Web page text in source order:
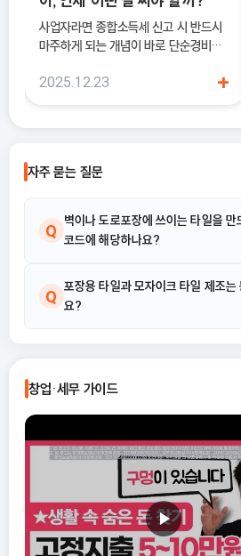
사업자라면 종합소득세 신고 시 반드시
마주하게 되는 개념이 바로 단순경비율
에서는 이 두 가지의 차이를 정확히 이해
경비율의 개념부터, 어떤 경우에 어떤 방
으로 정리합니다.
2025.12.23 +
자주 묻는 질문
Q
벽이나 도로포장에 쓰이는 타일을 만
코드에 해당하나요?
A 흙을 구워 벽, 벽난로 또는 도로포장용
유사 비내화 요업제품을 제조하는 경우
Q
포장용 타일과 모자이크 타일 제조
요?
23232 타일 및 유사 비내화 요업제품
서 포장용 타일 제조와 모자이크 타일
창업·세무 가이드